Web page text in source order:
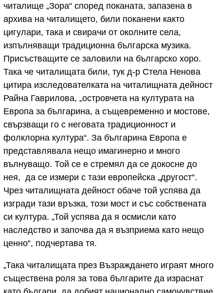
читалище „Зора“ според поканата, запазена в
архива на читалището, били поканени както
цигулари, така и свирачи от околните села,
изпълняващи традиционна българска музика.
Присъстващите се заловили на българско хоро.
Така че читалищата били, тук д-р Стела Ненова
цитира изследователката на читалищната дейност
Райна Гаврилова, „островчета на културата на
Европа за българина, а същевременно и мостове,
свързващи го с неговата традиционност и
фолклорна култура“. За българина Европа е
представлявала нещо имагинерно и много
вълнуващо. Той се е стремял да се докосне до
нея, да се измери с тази европейска „другост“.
Чрез читалищната дейност обаче той успява да
изгради тази връзка, този мост и със собствената
си култура. „Той успява да я осмисли като
наследство и започва да я възприема като нещо
ценно“, подчертава тя.
„Така читалищата през Възраждането играят много
съществена роля за това българите да израснат